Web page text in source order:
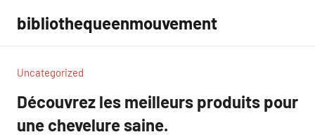
contenu
bibliothequeenmouvement
Uncategorized
Découvrez les meilleurs produits pour
une chevelure saine.